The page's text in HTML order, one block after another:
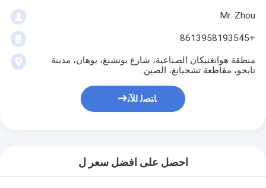
Mr. Zhou
+8613958193545
منطقة هوانغنيكان الصناعية، شارع يوتشنغ، يوهان، مدينة
تايجو، مقاطعة تشجيانغ، الصين.
ﺎﺘﺼﻟ ﺍﻶﻧ
احصل على افضل سعر ل